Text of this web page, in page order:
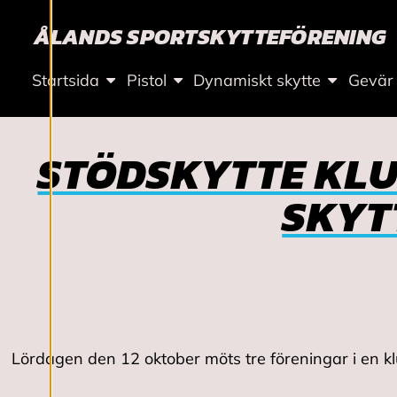
L
A
R
ÅLANDS SPORTSKYTTEFÖRENING
Startsida Pistol Dynamiskt skytte Gevär
STÖDSKYTTE
Lördagen den 12 oktober möts tre föreningar i en